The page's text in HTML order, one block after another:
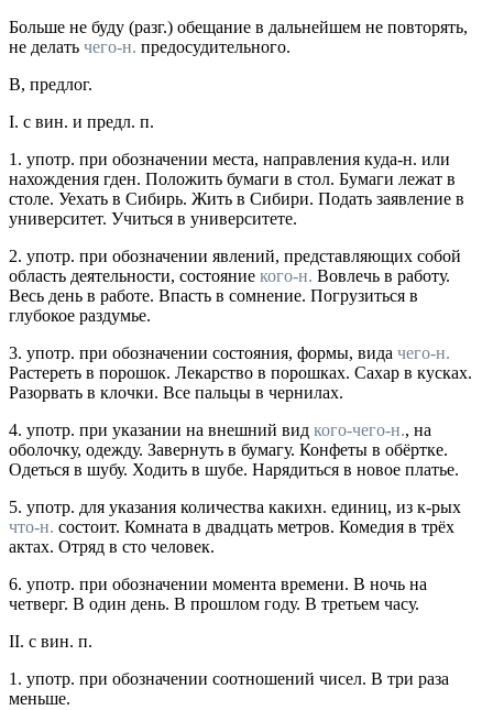
Больше не буду (разг.) обещание в дальнейшем не повторять,
не делать чего-н. предосудительного.
В, предлог.
I. с вин. и предл. п.
1. употр. при обозначении места, направления куда-н. или
нахождения гден. Положить бумаги в стол. Бумаги лежат в
столе. Уехать в Сибирь. Жить в Сибири. Подать заявление в
университет. Учиться в университете.
2. употр. при обозначении явлений, представляющих собой
область деятельности, состояние кого-н. Вовлечь в работу.
Весь день в работе. Впасть в сомнение. Погрузиться в
глубокое раздумье.
3. употр. при обозначении состояния, формы, вида чего-н.
Растереть в порошок. Лекарство в порошках. Сахар в кусках.
Разорвать в клочки. Все пальцы в чернилах.
4. употр. при указании на внешний вид кого-чего-н., на
оболочку, одежду. Завернуть в бумагу. Конфеты в обёртке.
Одеться в шубу. Ходить в шубе. Нарядиться в новое платье.
5. употр. для указания количества какихн. единиц, из к-рых
что-н. состоит. Комната в двадцать метров. Комедия в трёх
актах. Отряд в сто человек.
6. употр. при обозначении момента времени. В ночь на
четверг. В один день. В прошлом году. В третьем часу.
II. с вин. п.
1. употр. при обозначении соотношений чисел. В три раза
меньше.